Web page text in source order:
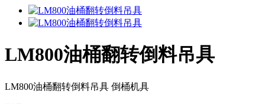
LM800油桶翻转倒料吊具
LM800油桶翻转倒料吊具 倒桶机具